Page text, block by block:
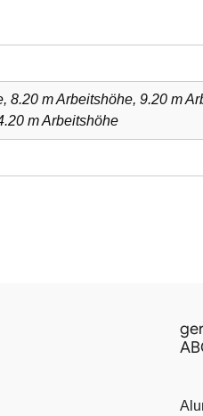
8.20 m Arbeitshöhe, 9.20 m
m Arbeitshöhe